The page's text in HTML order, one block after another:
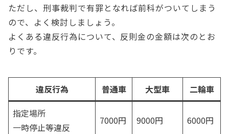
ただし、刑事裁判で有罪となれば前科がついてしまう
ので、よく検討しましょう。
よくある違反行為について、反則金の金額は次のとお
りです。
違反行為 普通車 大型車
二輪車
指定場所
一時停止等違反
7000円 9000円 6000円